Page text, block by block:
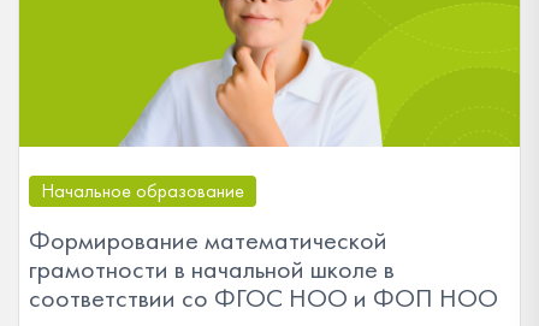
Начальное образование
Формирование математической
грамотности в начальной школе в
соответствии со ФГОС НОО и ФОП НОО